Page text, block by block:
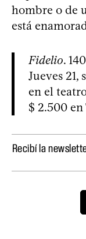
hombre o de
está
Fidelio.
Jueves 21,
en el
$ 2.500
Recibí la